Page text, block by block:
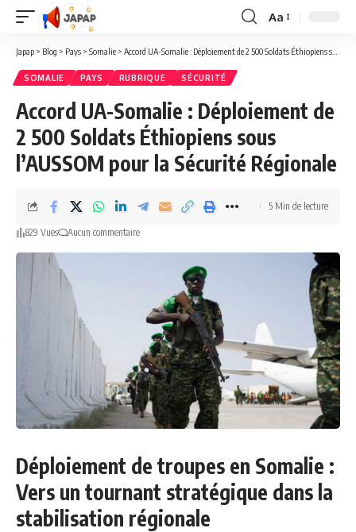
Redimensionner
la
Aa
Japap > Blog > Pays > Somalie > Accord UA-Somalie : Déploiement de 2 500 Soldats Éthiopiens sous l’AUSSOM pour la Sécurité Régionale
SOMALIE PAYS RUBRIQUE SÉCURITÉ
Accord UA-Somalie : Déploiement de
2 500 Soldats Éthiopiens sous
l’AUSSOM pour la Sécurité Régionale
829 Vues Aucun commentaire
5 Min de lecture
Déploiement de troupes en Somalie :
Vers un tournant stratégique dans la
stabilisation régionale